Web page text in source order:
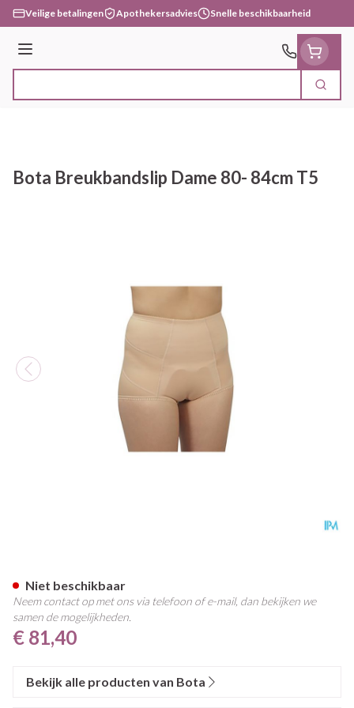
Ga naar de inhoud
Veilige betalingen Apothekersadvies Snelle beschikbaarheid
Menu
Zoek
Bota Breukbandslip Dame 80- 84cm T5
€ 81,40
Niet beschikbaar
Neem contact op met ons via telefoon of e-mail, dan bekijken we
samen de mogelijkheden.
Bekijk alle producten van Bota